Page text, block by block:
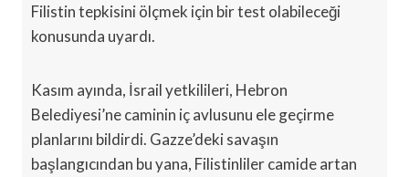
Filistin tepkisini ölçmek için bir test olabileceği
konusunda uyardı.
Kasım ayında, İsrail yetkilileri, Hebron
Belediyesi’ne caminin iç avlusunu ele geçirme
planlarını bildirdi. Gazze’deki savaşın
başlangıcından bu yana, Filistinliler camide artan